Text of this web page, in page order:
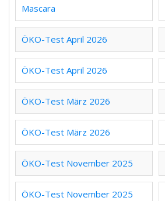
Mascara
ÖKO-Test April 2026
ÖKO-Test April 2026
ÖKO-Test März 2026
ÖKO-Test März 2026
ÖKO-Test November 2025
ÖKO-Test November 2025